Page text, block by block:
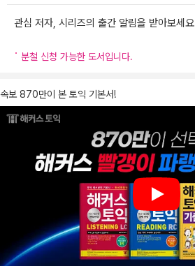
관심 저자, 시리즈의 출간 알림을 받아보세요
분철 신청 가능한 도서입니다.
속보 870만이 본 토익 기본서!
Play